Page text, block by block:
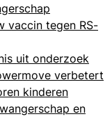
vaccin tegen RS-
uit onderzoek
verbetert
kinderen
en